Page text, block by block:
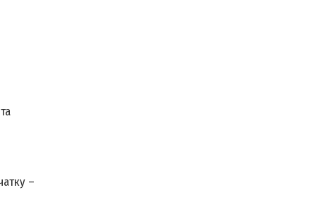
–